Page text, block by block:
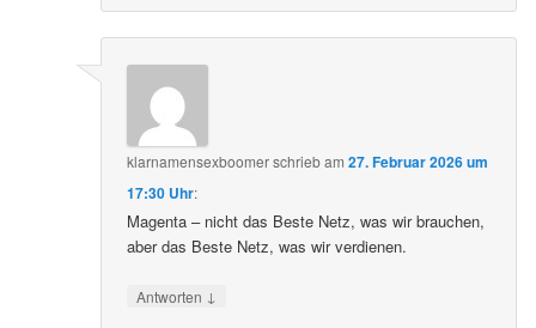
klarnamensexboomerschriebam27. Februar 2026 um
17:30 Uhr:
Magenta – nicht das Beste Netz, was wir brauchen,
aber das Beste Netz, was wir verdienen.
Antworten ↓